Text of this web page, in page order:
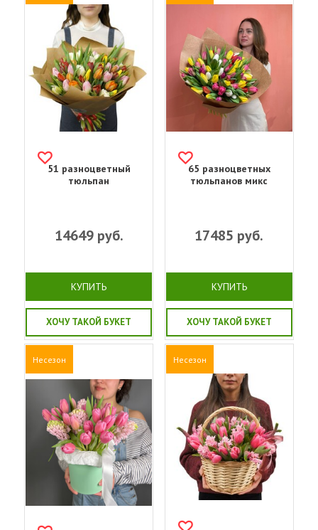
51 разноцветный
тюльпан
14649руб.
КУПИТЬ
ХОЧУ ТАКОЙ БУКЕТ
65 разноцветных
тюльпанов микс
17485 руб.
КУПИТЬ
ХОЧУ ТАКОЙ БУКЕТ
Несезон Несезон